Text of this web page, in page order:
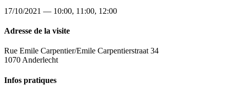
17/10/2021 — 10:00, 11:00, 12:00
Adresse de la visite
Rue Emile Carpentier/Emile Carpentierstraat 34
1070 Anderlecht
Infos pratiques